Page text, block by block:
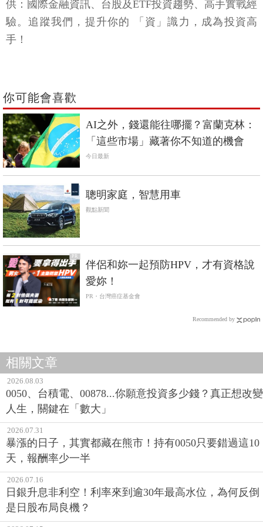
供：國際金融資訊、台股及ETF投資趨勢、高手實戰經
驗。追蹤我們，提升你的 「資」識力，成為投資高
手！
你可能會喜歡
AI之外，錢還能往哪擺？富蘭克林：
「這些市場」藏著你不知道的機會
今日最新
聰明家庭，智慧用車
觀點新聞
PR
伴侶和妳一起預防HPV，才有資格說
愛妳！
PR・台灣癌症基金會
Recommended by
相關文章
2026.08.03
0050、台積電、00878...你願意投資多少錢？真正想改變
人生，關鍵在「數大」
2026.07.31
暴漲的日子，其實都藏在熊市！持有0050只要錯過這10
天，報酬率少一半
2026.07.16
日銀升息非利空！利率來到逾30年最高水位，為何反倒
是日股布局良機？